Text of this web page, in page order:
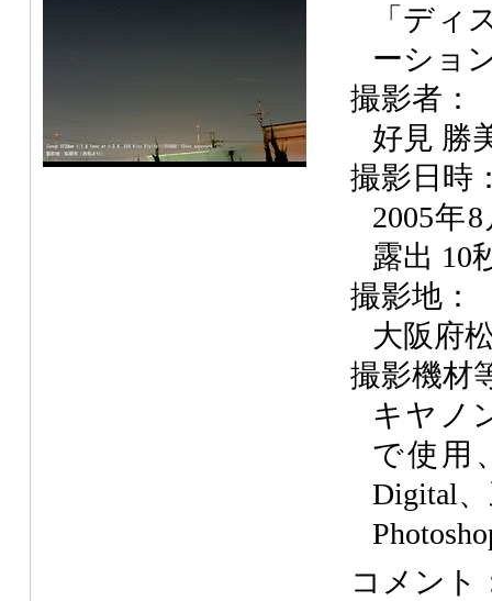
「ディ
ーショ
撮影者：
好見 勝
撮影日時
2005年
露出 10
撮影地：
大阪府
撮影機材
キヤノ
で使用
Digital
コメント